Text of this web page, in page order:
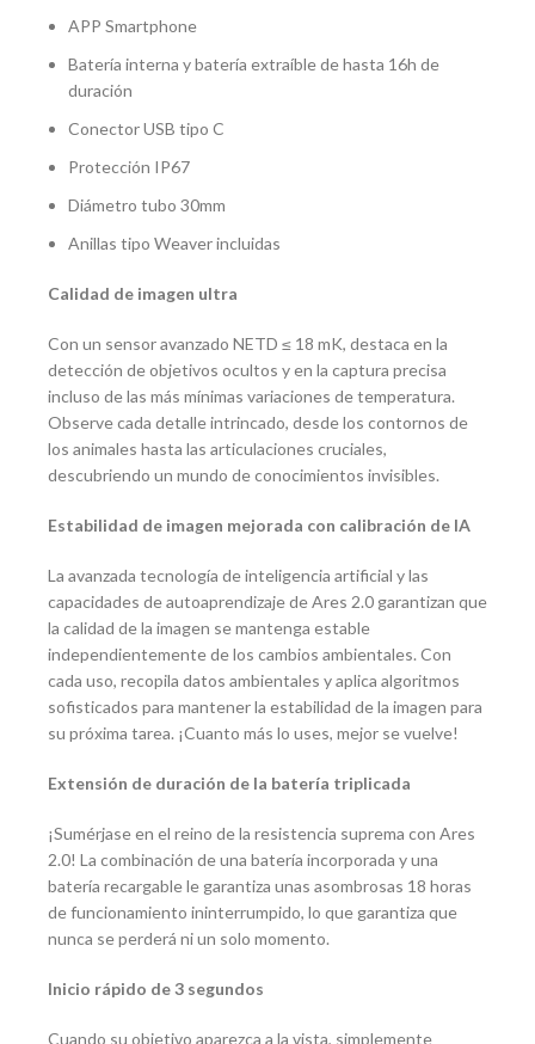
APP Smartphone
Batería interna y batería extraíble de hasta 16h de
duración
Conector USB tipo C
Protección IP67
Diámetro tubo 30mm
Anillas tipo Weaver incluidas
Calidad de imagen ultra
Con un sensor avanzado NETD ≤ 18 mK, destaca en la
detección de objetivos ocultos y en la captura precisa
incluso de las más mínimas variaciones de temperatura.
Observe cada detalle intrincado, desde los contornos de
los animales hasta las articulaciones cruciales,
descubriendo un mundo de conocimientos invisibles.
Estabilidad de imagen mejorada con calibración de IA
La avanzada tecnología de inteligencia artificial y las
capacidades de autoaprendizaje de Ares 2.0 garantizan que
la calidad de la imagen se mantenga estable
independientemente de los cambios ambientales. Con
cada uso, recopila datos ambientales y aplica algoritmos
sofisticados para mantener la estabilidad de la imagen para
su próxima tarea. ¡Cuanto más lo uses, mejor se vuelve!
Extensión de duración de la batería triplicada
¡Sumérjase en el reino de la resistencia suprema con Ares
2.0! La combinación de una batería incorporada y una
batería recargable le garantiza unas asombrosas 18 horas
de funcionamiento ininterrumpido, lo que garantiza que
nunca se perderá ni un solo momento.
Inicio rápido de 3 segundos
Cuando su objetivo aparezca a la vista, simplemente